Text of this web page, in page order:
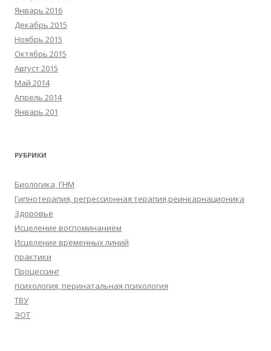
Январь 2016
Декабрь 2015
Ноябрь 2015
Октябрь 2015
Август 2015
Май 2014
Апрель 2014
Январь 201
РУБРИКИ
Биологика, ГНМ
Гипнотерапия, регрессионная терапия,реинкарнационика
Здоровье
Исцеление воспоминанием
Исцеление временных линий
практики
Процессинг
психология, перинатальная психология
ТВУ
ЭОТ